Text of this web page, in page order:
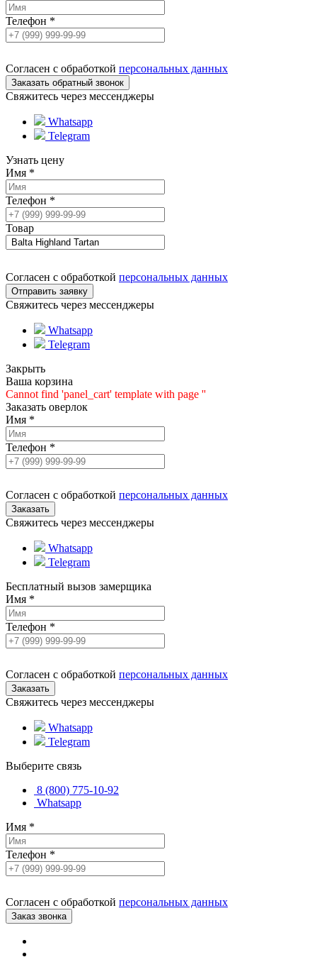
Телефон *
Согласен с обработкой персональных данных
Свяжитесь через мессенджеры
Whatsapp
Telegram
Узнать цену
Имя *
Телефон *
Товар
Согласен с обработкой персональных данных
Свяжитесь через мессенджеры
Whatsapp
Telegram
Закрыть
Ваша корзина
Cannot find 'panel_cart' template with page ''
Заказать оверлок
Имя *
Телефон *
Согласен с обработкой персональных данных
Свяжитесь через мессенджеры
Whatsapp
Telegram
Бесплатный вызов замерщика
Имя *
Телефон *
Согласен с обработкой персональных данных
Свяжитесь через мессенджеры
Whatsapp
Telegram
Выберите связь
8 (800) 775-10-92
Whatsapp
Имя *
Телефон *
Согласен с обработкой персональных данных